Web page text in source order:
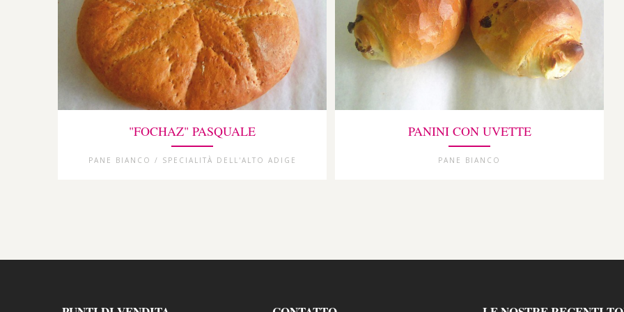
"FOCHAZ" PASQUALE
PANE BIANCO / SPECIALITÀ DELL'ALTO ADIGE
PANINI CON UVETTE
PANE BIANCO